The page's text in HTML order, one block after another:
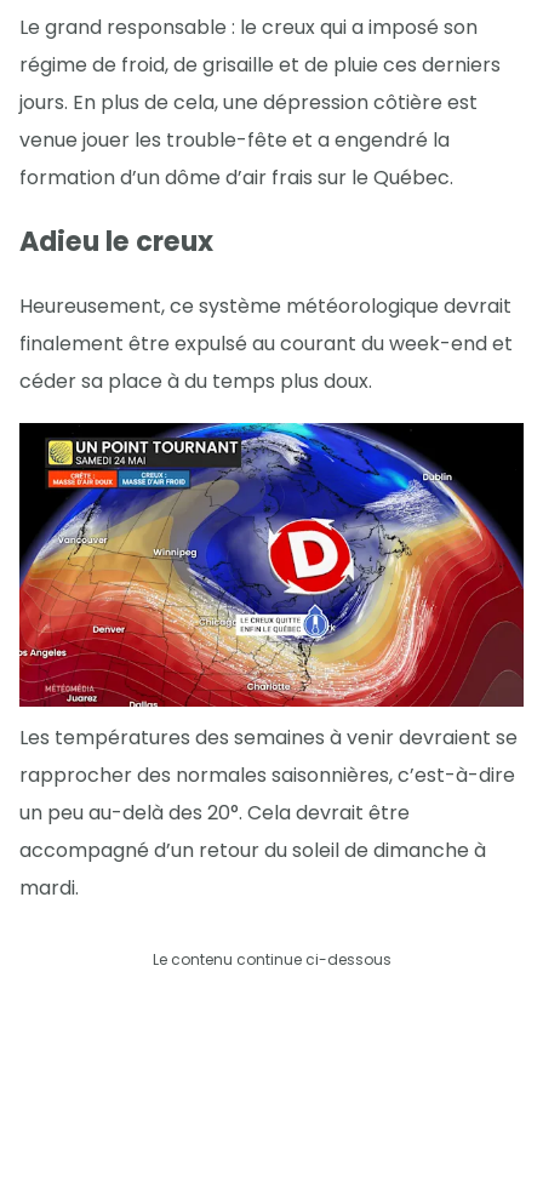
Le grand responsable : le creux qui a imposé son
régime de froid, de grisaille et de pluie ces derniers
jours. En plus de cela, une dépression côtière est
venue jouer les trouble-fête et a engendré la
formation d’un dôme d’air frais sur le Québec.
Adieu le creux
Heureusement, ce système météorologique devrait
finalement être expulsé au courant du week-end et
céder sa place à du temps plus doux.
Les températures des semaines à venir devraient se
rapprocher des normales saisonnières, c’est-à-dire
un peu au-delà des 20°. Cela devrait être
accompagné d’un retour du soleil de dimanche à
mardi.
Le contenu continue ci-dessous